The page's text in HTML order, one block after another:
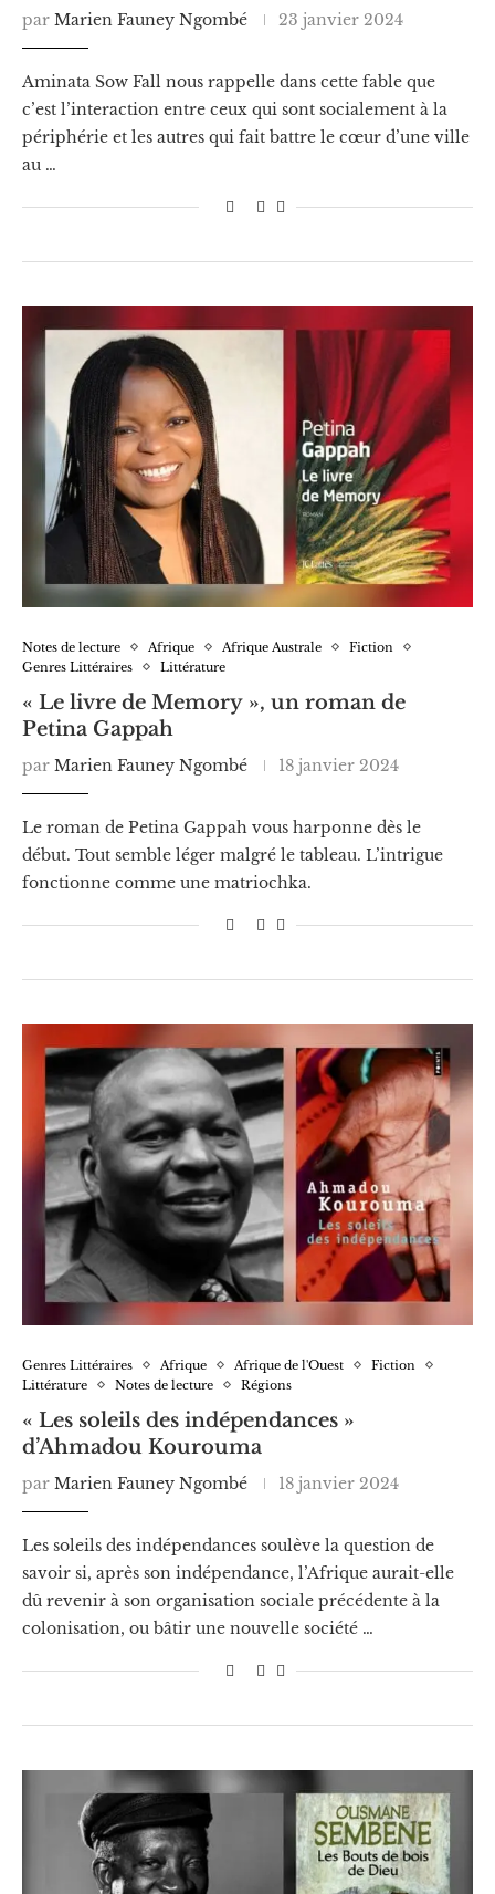
par Marien Fauney Ngombé 23 janvier 2024
Aminata Sow Fall nous rappelle dans cette fable que
c’est l’interaction entre ceux qui sont socialement à la
périphérie et les autres qui fait battre le cœur d’une ville
au …
Notes de lecture Afrique Afrique Australe
Fiction
Genres Littéraires
Littérature
« Le livre de Memory », un roman de
Petina Gappah
par Marien Fauney Ngombé 18 janvier 2024
Le roman de Petina Gappah vous harponne dès le
début. Tout semble léger malgré le tableau. L’intrigue
fonctionne comme une matriochka.
Genres Littéraires Afrique Afrique de l'Ouest
Fiction
Littérature
Notes de lecture Régions
« Les soleils des indépendances »
d’Ahmadou Kourouma
par Marien Fauney Ngombé 18 janvier 2024
Les soleils des indépendances soulève la question de
savoir si, après son indépendance, l’Afrique aurait-elle
dû revenir à son organisation sociale précédente à la
colonisation, ou bâtir une nouvelle société …